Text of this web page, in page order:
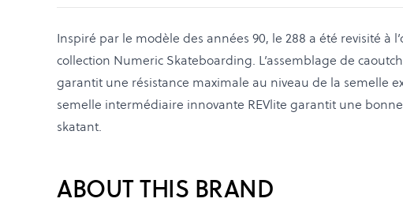
Inspiré par le modèle des années 90, le 288 a été revisité à
collection Numeric Skateboarding. L’assemblage de
garantit une résistance maximale au niveau de la semelle
semelle intermédiaire innovante REVlite garantit une
skatant.
ABOUT THIS BRAND